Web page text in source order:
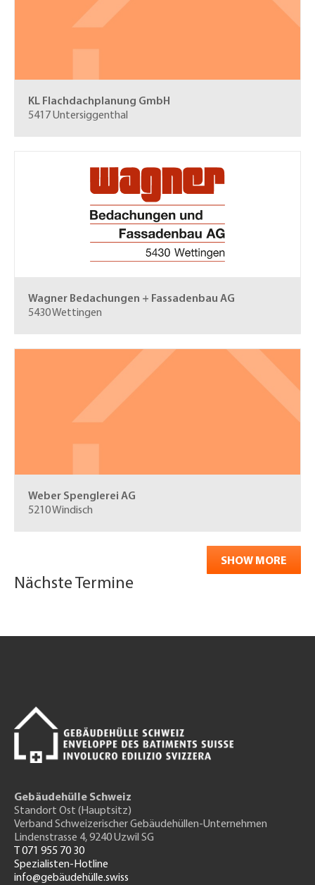
KL Flachdachplanung GmbH
5417 Untersiggenthal
Wagner Bedachungen + Fassadenbau AG
5430 Wettingen
Weber Spenglerei AG
5210 Windisch
SHOW MORE
Nächste Termine
Gebäudehülle Schweiz
Standort Ost (Hauptsitz)
Verband Schweizerischer Gebäudehüllen-Unternehmen
Lindenstrasse 4, 9240 Uzwil SG
T 071 955 70 30
Spezialisten-Hotline
info@gebäudehülle.swiss